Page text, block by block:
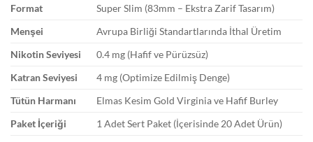
Format
Super Slim (83mm – Ekstra Zarif Tasarım)
Menşei
Avrupa Birliği Standartlarında İthal Üretim
Nikotin Seviyesi
0.4 mg (Hafif ve Pürüzsüz)
Katran Seviyesi
4 mg (Optimize Edilmiş Denge)
Tütün Harmanı
Elmas Kesim Gold Virginia ve Hafif Burley
Paket İçeriği
1 Adet Sert Paket (İçerisinde 20 Adet Ürün)